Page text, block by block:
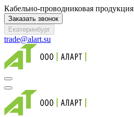
Кабельно-проводниковая продукция
Заказать звонок
Екатеринбург
trade@alart.su